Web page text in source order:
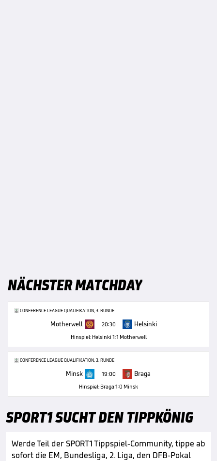
NÄCHSTER MATCHDAY
CONFERENCE LEAGUE QUALIFIKATION, 3. RUNDE
Motherwell 20:30 Helsinki
Hinspiel: Helsinki 1:1 Motherwell
CONFERENCE LEAGUE QUALIFIKATION, 3. RUNDE
Minsk 19:00 Braga
Hinspiel: Braga 1:0 Minsk
SPORT1 SUCHT DEN TIPPKÖNIG
Werde Teil der SPORT1 Tippspiel-Community, tippe ab
sofort die EM, Bundesliga, 2. Liga, den DFB-Pokal